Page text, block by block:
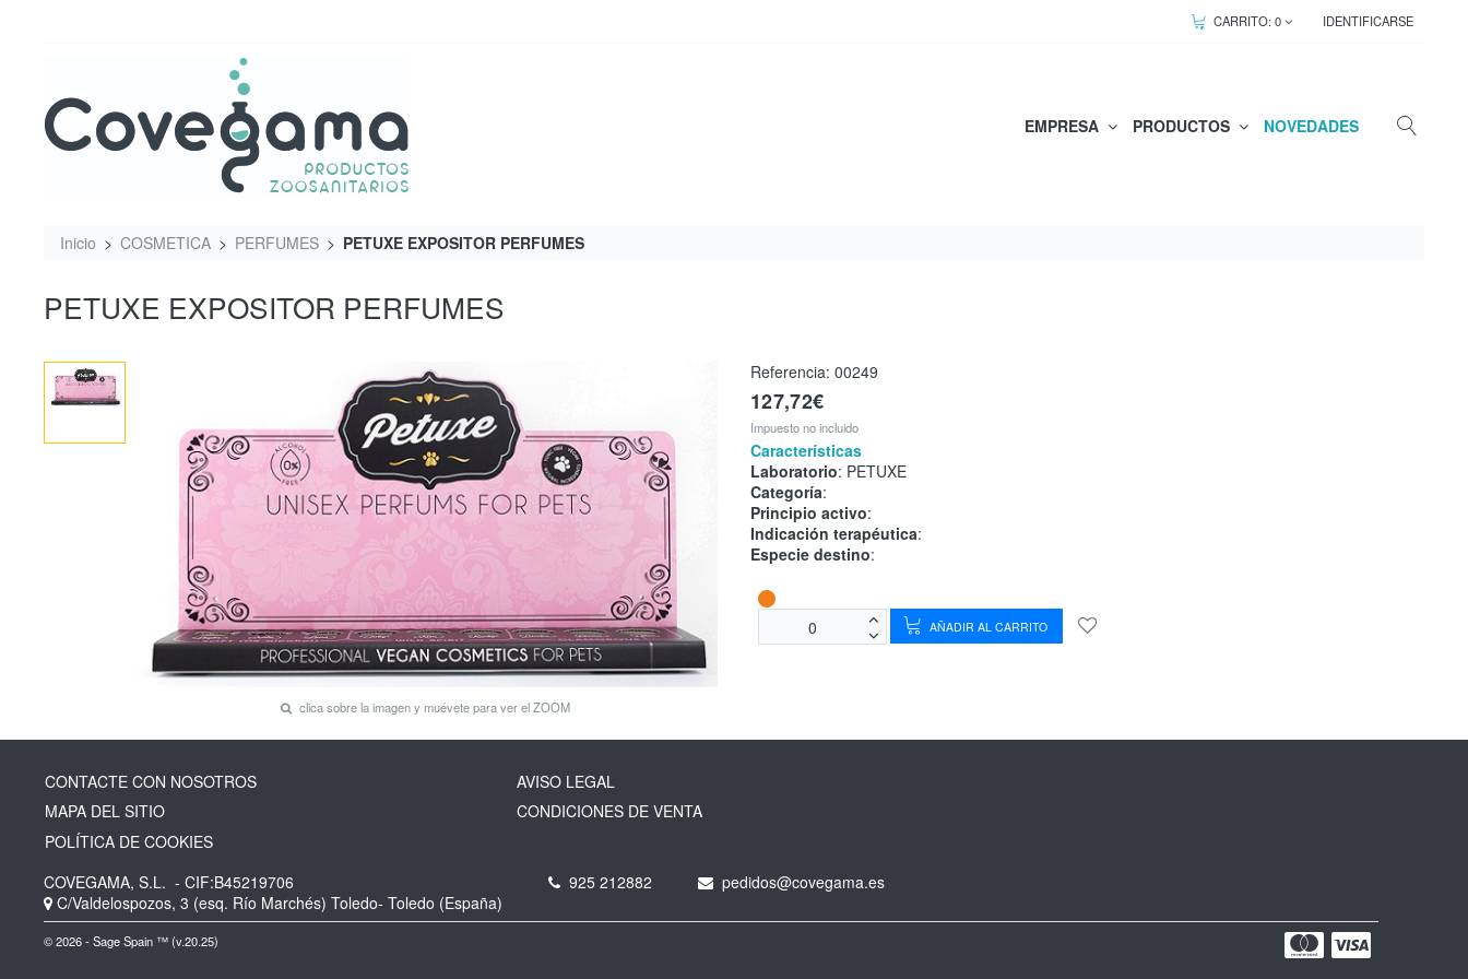
CARRITO:0 IDENTIFICARSE
EMPRESA PRODUCTOS NOVEDADES
Inicio COSMETICA PERFUMES PETUXE EXPOSITOR PERFUMES
PETUXE EXPOSITOR PERFUMES
clica sobre la imagen y muévete para ver el ZOOM
Referencia: 00249
127,72€
Impuesto no incluido
Características
Laboratorio: PETUXE
Categoría:
Principio activo:
Indicación terapéutica:
Especie destino:
AÑADIR AL CARRITO
CONTACTE CON NOSOTROS
MAPA DEL SITIO
POLÍTICA DE COOKIES
AVISO LEGAL
CONDICIONES DE VENTA
COVEGAMA, S.L. - CIF:B45219706
C/Valdelospozos, 3 (esq. Río Marchés) Toledo- Toledo (España)
925 212882 pedidos@covegama.es
© 2026 - Sage Spain ™ (v.20.25)